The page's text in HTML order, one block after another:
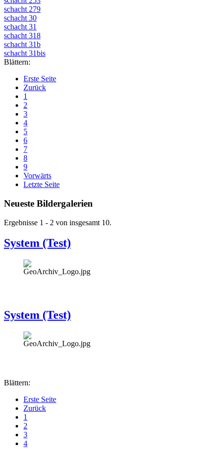
schacht 279
schacht 30
schacht 31
schacht 318
schacht 31b
schacht 31bis
Blättern:
Erste Seite
Zurück
1
2
3
4
5
6
7
8
9
Vorwärts
Letzte Seite
Neueste Bildergalerien
Ergebnisse 1 - 2 von insgesamt 10.
System (Test)
System (Test)
Blättern:
Erste Seite
Zurück
1
2
3
4